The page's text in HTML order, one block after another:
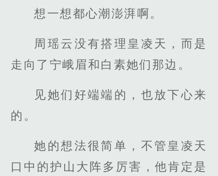
想一想都心潮澎湃啊。
周瑶云没有搭理皇凌天，而是
走向了宁峨眉和白素她们那边。
见她们好端端的，也放下心来
的。
她的想法很简单，不管皇凌天
口中的护山大阵多厉害，他肯定是